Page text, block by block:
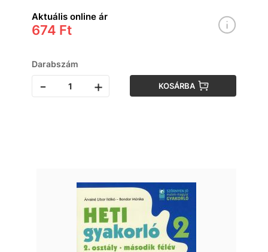
Aktuális online ár
674 Ft
Darabszám
- + KOSÁRBA